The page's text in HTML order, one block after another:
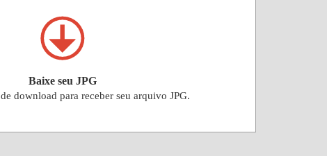
Baixe seu JPG
download para receber seu arquivo JPG.